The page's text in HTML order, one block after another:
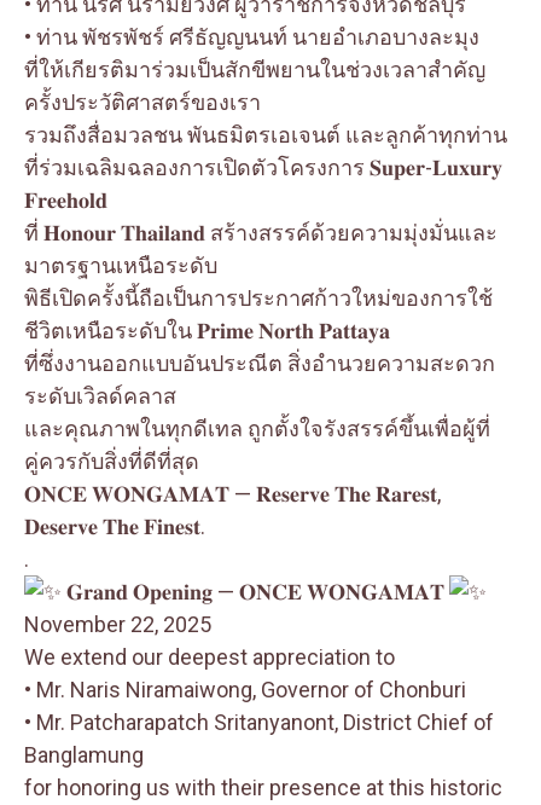
• ท่าน พัชรพัชร์ ศรีธัญญนนท์ นายอำเภอบางละมุง
ที่ให้เกียรติมาร่วมเป็นสักขีพยานในช่วงเวลาสำคัญ
ครั้งประวัติศาสตร์ของเรา
รวมถึงสื่อมวลชน พันธมิตรเอเจนต์ และลูกค้าทุกท่าน
ที่ร่วมเฉลิมฉลองการเปิดตัวโครงการ 𝐒𝐮𝐩𝐞𝐫-𝐋𝐮𝐱𝐮𝐫𝐲
𝐅𝐫𝐞𝐞𝐡𝐨𝐥𝐝
ที่ 𝐇𝐨𝐧𝐨𝐮𝐫 𝐓𝐡𝐚𝐢𝐥𝐚𝐧𝐝 สร้างสรรค์ด้วยความมุ่งมั่นและ
มาตรฐานเหนือระดับ
พิธีเปิดครั้งนี้ถือเป็นการประกาศก้าวใหม่ของการใช้
ชีวิตเหนือระดับใน 𝐏𝐫𝐢𝐦𝐞 𝐍𝐨𝐫𝐭𝐡 𝐏𝐚𝐭𝐭𝐚𝐲𝐚
ที่ซึ่งงานออกแบบอันประณีต สิ่งอำนวยความสะดวก
ระดับเวิลด์คลาส
และคุณภาพในทุกดีเทล ถูกตั้งใจรังสรรค์ขึ้นเพื่อผู้ที่
คู่ควรกับสิ่งที่ดีที่สุด
𝐎𝐍𝐂𝐄 𝐖𝐎𝐍𝐆𝐀𝐌𝐀𝐓 — 𝐑𝐞𝐬𝐞𝐫𝐯𝐞 𝐓𝐡𝐞 𝐑𝐚𝐫𝐞𝐬𝐭,
𝐃𝐞𝐬𝐞𝐫𝐯𝐞 𝐓𝐡𝐞 𝐅𝐢𝐧𝐞𝐬𝐭.
.
𝐆𝐫𝐚𝐧𝐝 𝐎𝐩𝐞𝐧𝐢𝐧𝐠 — 𝐎𝐍𝐂𝐄 𝐖𝐎𝐍𝐆𝐀𝐌𝐀𝐓
November 22, 2025
We extend our deepest appreciation to
• Mr. Naris Niramaiwong, Governor of Chonburi
• Mr. Patcharapatch Sritanyanont, District Chief of
Banglamung
for honoring us with their presence at this historic